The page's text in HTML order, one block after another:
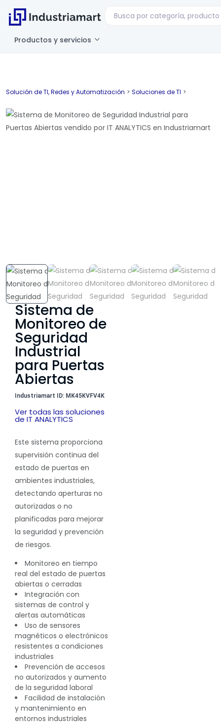
Productos y servicios
Solución de TI, Redes y Automatización > Soluciones de TI >
Sistema de
Monitoreo de
Seguridad
Industrial
para Puertas
Abiertas
Industriamart ID: MK45KVFV4K
Ver todas las soluciones
de IT ANALYTICS
Este sistema proporciona
supervisión continua del
estado de puertas en
ambientes industriales,
detectando aperturas no
autorizadas o no
planificadas para mejorar
la seguridad y prevención
de riesgos.
Monitoreo en tiempo
real del estado de puertas
abiertas o cerradas
Integración con
sistemas de control y
alertas automáticas
Uso de sensores
magnéticos o electrónicos
resistentes a condiciones
industriales
Prevención de accesos
no autorizados y aumento
de la seguridad laboral
Facilidad de instalación
y mantenimiento en
entornos industriales